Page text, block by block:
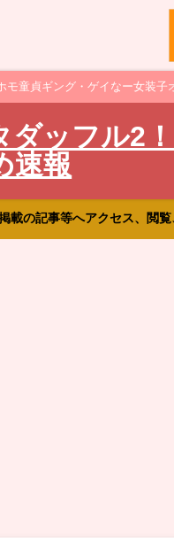
モ童貞ギング・ゲイなー女装
ダッフル2
速報
載の記事等へアクセス、閲